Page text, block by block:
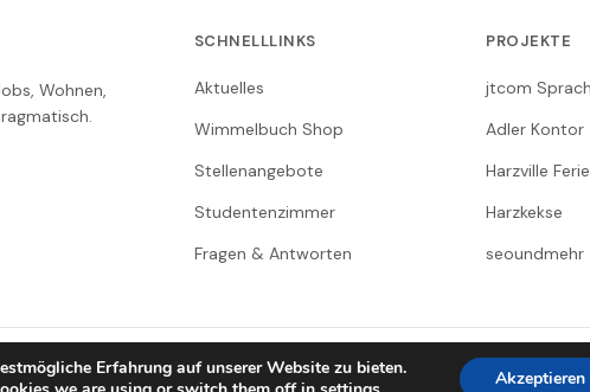
Wohnen,
SCHNELLLINKS
Aktuelles
Wimmelbuch Shop
Stellenangebote
Studentenzimmer
Fragen & Antworten
PROJEKTE
jtcom
Adler Kontor
Harzville
Harzkekse
seoundmehr
Erfahrung auf unserer Website zu bieten.
Akzeptieren